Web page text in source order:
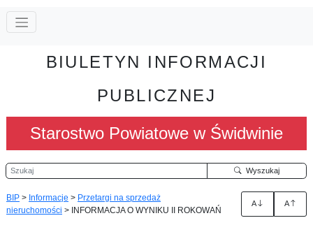
BIULETYN INFORMACJI
PUBLICZNEJ
Starostwo Powiatowe w Świdwinie
Szukaj Wyszukaj
BIP > Informacje > Przetargi na sprzedaż
nieruchomości > INFORMACJA O WYNIKU II ROKOWAŃ
A A